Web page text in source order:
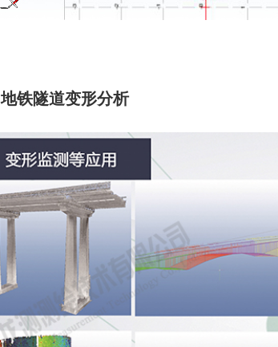
地铁隧道变形分析